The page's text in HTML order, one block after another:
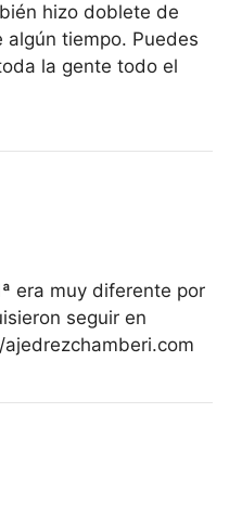
hizo doblete de
tiempo. Puedes
la gente todo el
era muy diferente por
seguir en